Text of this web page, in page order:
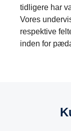
tidligere har
Vores
respektive
inden for